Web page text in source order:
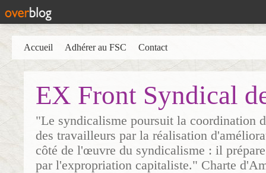
EX Front Syndical
"Le syndicalisme poursuit la coordination
des travailleurs par la réalisation
côté de l'œuvre du syndicalisme : il
par l'expropriation capitaliste." Charte
Accueil Adhérer au FSC Contact